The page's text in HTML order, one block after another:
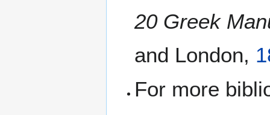
20 Greek
and London,
For more